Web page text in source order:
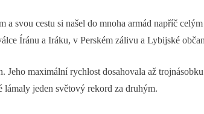
a svou cestu si našel do mnoha armád napříč
Íránu a Iráku, v Perském zálivu a Lybijské
maximální rychlost dosahovala až
jeden světový rekord za druhým.